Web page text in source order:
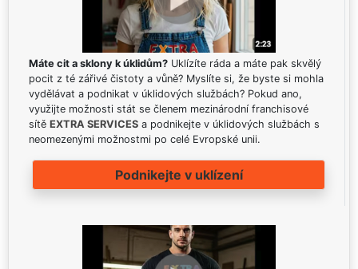
Máte cit a sklony k úklidům? Uklízíte ráda a máte pak skvělý
pocit z té zářivé čistoty a vůně? Myslíte si, že byste si mohla
vydělávat a podnikat v úklidových službách? Pokud ano,
využijte možnosti stát se členem mezinárodní franchisové
sítě EXTRA SERVICES a podnikejte v úklidových službách s
neomezenými možnostmi po celé Evropské unii.
Podnikejte v uklízení